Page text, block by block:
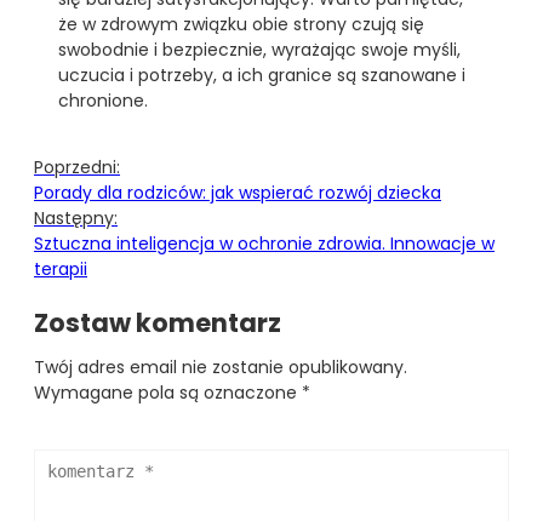
że w zdrowym związku obie strony czują się
swobodnie i bezpiecznie, wyrażając swoje myśli,
uczucia i potrzeby, a ich granice są szanowane i
chronione.
Poprzedni:
Porady dla rodziców: jak wspierać rozwój dziecka
Następny:
Sztuczna inteligencja w ochronie zdrowia. Innowacje w
terapii
Zostaw komentarz
Twój adres email nie zostanie opublikowany.
Wymagane pola są oznaczone *